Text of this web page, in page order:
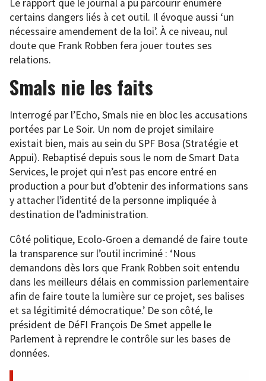
Le rapport que le journal a pu parcourir énumère
certains dangers liés à cet outil. Il évoque aussi ‘un
nécessaire amendement de la loi’. À ce niveau, nul
doute que Frank Robben fera jouer toutes ses
relations.
Smals nie les faits
Interrogé par l’Echo, Smals nie en bloc les accusations
portées par Le Soir. Un nom de projet similaire
existait bien, mais au sein du SPF Bosa (Stratégie et
Appui). Rebaptisé depuis sous le nom de Smart Data
Services, le projet qui n’est pas encore entré en
production a pour but d’obtenir des informations sans
y attacher l’identité de la personne impliquée à
destination de l’administration.
Côté politique, Ecolo-Groen a demandé de faire toute
la transparence sur l’outil incriminé : ‘Nous
demandons dès lors que Frank Robben soit entendu
dans les meilleurs délais en commission parlementaire
afin de faire toute la lumière sur ce projet, ses balises
et sa légitimité démocratique.’ De son côté, le
président de DéFI François De Smet appelle le
Parlement à reprendre le contrôle sur les bases de
données.